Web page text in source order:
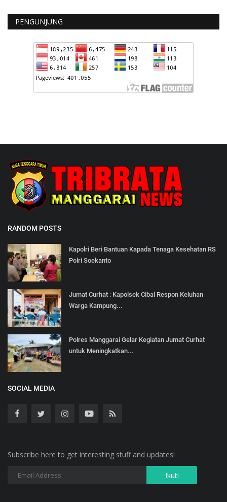
PENGUNJUNG
RANDOM POSTS
Kapolri Beri Bantuan Kapada Tenaga Kesehatan RS
Polri Soekanto
Jumat Curhat : Kapolsek Cibal Respon Keluhan
Warga Kampung...
Polres Manggarai Gelar Kegiatan Jumat Curhat
untuk Meningkatkan...
SOCIAL MEDIA
Subscribe here to get interesting stuff and updates!